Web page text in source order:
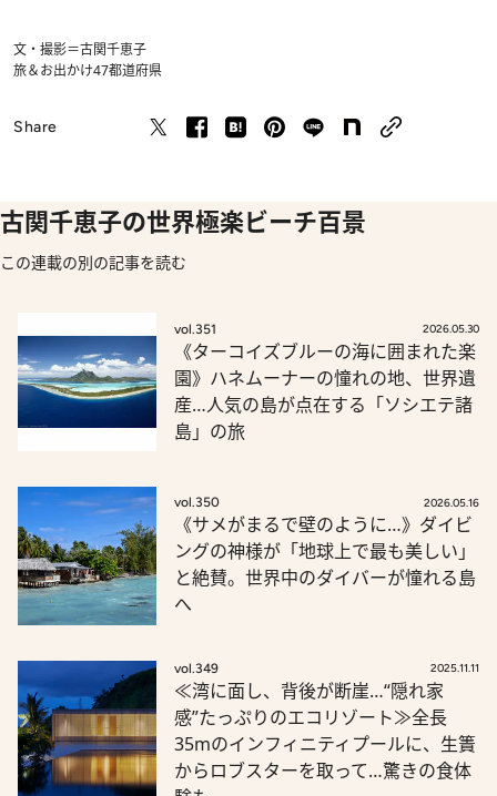
文・撮影＝古関千恵子
旅＆お出かけ47都道府県
Share
古関千恵子の世界極楽ビーチ百景
この連載の別の記事を読む
vol.351 2026.05.30
《ターコイズブルーの海に囲まれた楽
園》ハネムーナーの憧れの地、世界遺
産…人気の島が点在する「ソシエテ諸
島」の旅
vol.350 2026.05.16
《サメがまるで壁のように…》ダイビ
ングの神様が「地球上で最も美しい」
と絶賛。世界中のダイバーが憧れる島
へ
vol.349 2025.11.11
≪湾に面し、背後が断崖…“隠れ家
感”たっぷりのエコリゾート≫全長
35mのインフィニティプールに、生簀
からロブスターを取って…驚きの食体